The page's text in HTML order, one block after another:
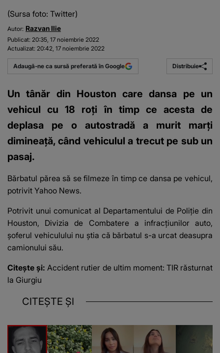
(Sursa foto: Twitter)
Autor: Razvan Ilie
Publicat: 20:35, 17 noiembrie 2022
Actualizat: 20:42, 17 noiembrie 2022
Adaugă-ne ca sursă preferată în Google Distribuie
Un tânăr din Houston care dansa pe un
vehicul cu 18 roți în timp ce acesta de
deplasa pe o autostradă a murit marți
dimineață, când vehiculul a trecut pe sub un
pasaj.
Bărbatul părea să sefilmeze în timp ce dansa pe vehicul,
potrivit Yahoo News.
Potrivit unui comunicat al Departamentului de Poliție din
Houston, Divizia de Combatere a infracțiunilor auto,
șoferul vehiculului nu știa că bărbatul s-a urcat deasupra
camionului său.
Citește și:Accident rutier de ultim moment: TIR răsturnat
la Giurgiu
CITEȘTE ȘI